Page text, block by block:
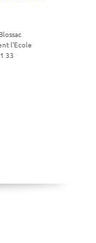
l'Ecole
33